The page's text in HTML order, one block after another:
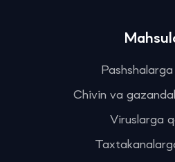
Chivin va
Viruslarga